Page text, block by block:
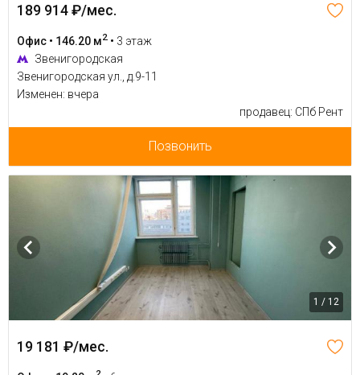
189 914 ₽/мес.
Офис • 146.20 м2 • 3 этаж
Звенигородская
Звенигородская ул., д.9-11
Изменен: вчера
продавец: СПб Рент
Позвонить
1 / 12
19 181 ₽/мес.